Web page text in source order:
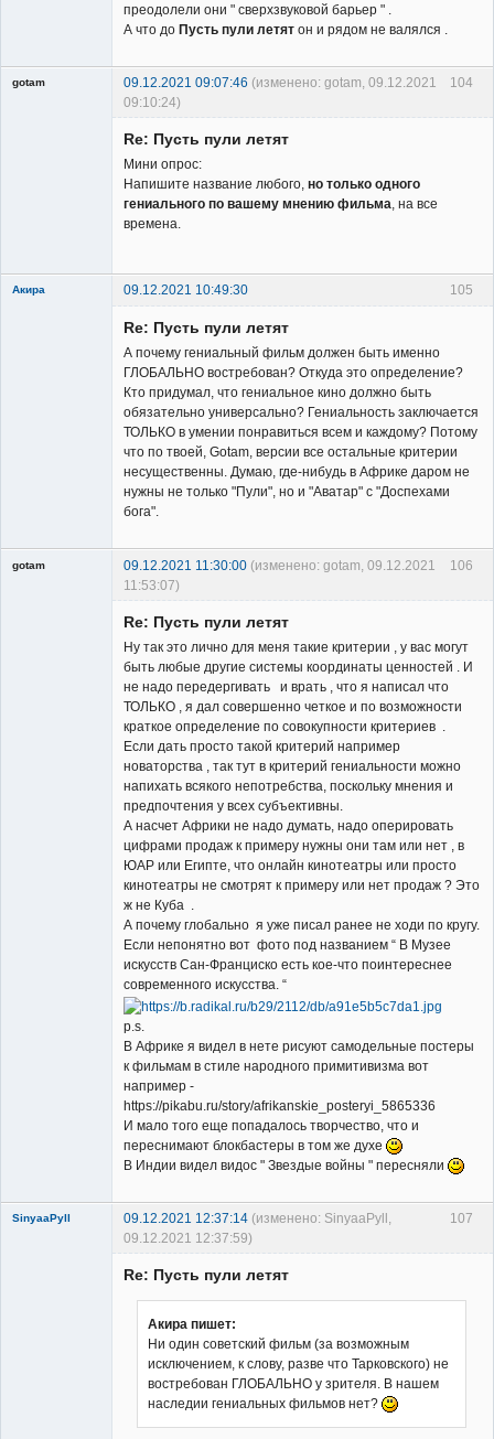
преодолели они " сверхзвуковой барьер " .
А что до Пусть пули летят он и рядом не валялся .
104
gotam 09.12.2021 09:07:46 (изменено: gotam, 09.12.2021
09:10:24)
Re: Пусть пули летят
Мини опрос:
Напишите название любого, но только одного
гениального по вашему мнению фильма, на все
времена.
105
Акира 09.12.2021 10:49:30
Re: Пусть пули летят
А почему гениальный фильм должен быть именно
ГЛОБАЛЬНО востребован? Откуда это определение?
Кто придумал, что гениальное кино должно быть
обязательно универсально? Гениальность заключается
ТОЛЬКО в умении понравиться всем и каждому? Потому
что по твоей, Gotam, версии все остальные критерии
несущественны. Думаю, где-нибудь в Африке даром не
нужны не только "Пули", но и "Аватар" с "Доспехами
бога".
106
gotam 09.12.2021 11:30:00 (изменено: gotam, 09.12.2021
11:53:07)
Re: Пусть пули летят
Ну так это лично для меня такие критерии , у вас могут
быть любые другие системы координаты ценностей . И
не надо передергивать и врать , что я написал что
ТОЛЬКО , я дал совершенно четкое и по возможности
краткое определение по совокупности критериев .
Если дать просто такой критерий например
новаторства , так тут в критерий гениальности можно
напихать всякого непотребства, поскольку мнения и
предпочтения у всех субъективны.
А насчет Африки не надо думать, надо оперировать
цифрами продаж к примеру нужны они там или нет , в
ЮАР или Египте, что онлайн кинотеатры или просто
кинотеатры не смотрят к примеру или нет продаж ? Это
ж не Куба .
А почему глобально я уже писал ранее не ходи по кругу.
Если непонятно вот фото под названием “ В Музее
искусств Сан-Франциско есть кое-что поинтереснее
современного искусства. “
p.s.
В Африке я видел в нете рисуют самодельные постеры
к фильмам в стиле народного примитивизма вот
например -
https://pikabu.ru/story/afrikanskie_posteryi_5865336
И мало того еще попадалось творчество, что и
переснимают блокбастеры в том же духе
В Индии видел видос " Звездые войны " пересняли
107
SinyaaPyll 09.12.2021 12:37:14 (изменено: SinyaaPyll,
09.12.2021 12:37:59)
Re: Пусть пули летят
Акира пишет:
Ни один советский фильм (за возможным
исключением, к слову, разве что Тарковского) не
востребован ГЛОБАЛЬНО у зрителя. В нашем
наследии гениальных фильмов нет?